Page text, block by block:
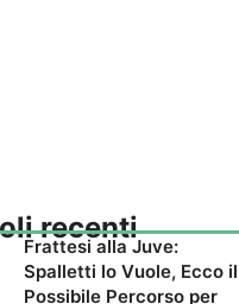
recenti
Frattesi alla Juve:
Spalletti lo Vuole, Ecco il
Possibile Percorso per